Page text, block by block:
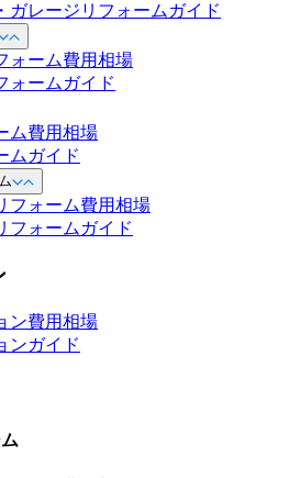
ガレージリフォームガイド
ォーム費用相場
ォームガイド
ム費用相場
ムガイド
フォーム費用相場
フォームガイド
ン費用相場
ンガイド